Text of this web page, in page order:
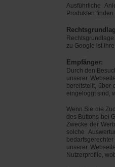
Ausführliche
Produkten finden
zu Google ist
Empfänger:
Durch den
unserer
bereitstellt, über
eingeloggt sind,
Wenn Sie die
des Buttons bei
Zwecke der
solche
unserer
Nutzerprofile,